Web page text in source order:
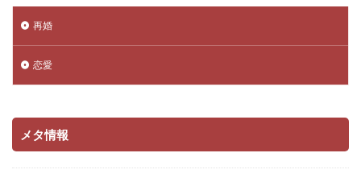
再婚
恋愛
メタ情報